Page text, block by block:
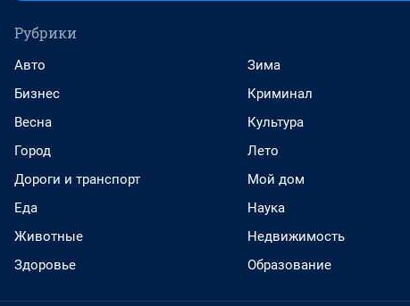
Рубрики
Авто
Бизнес
Весна
Город
Дороги и транспорт
Еда
Животные
Здоровье
Зима
Криминал
Культура
Лето
Мой дом
Наука
Недвижимость
Образование